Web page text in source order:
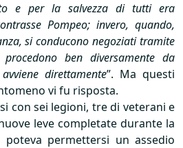
e per la salvezza di tutti era
Pompeo; invero, quando,
si conducono negoziati tramite
ben diversamente da
direttamente”. Ma questi
vi fu risposta.
con sei legioni, tre di veterani e
leve completate durante la
permettersi un assedio